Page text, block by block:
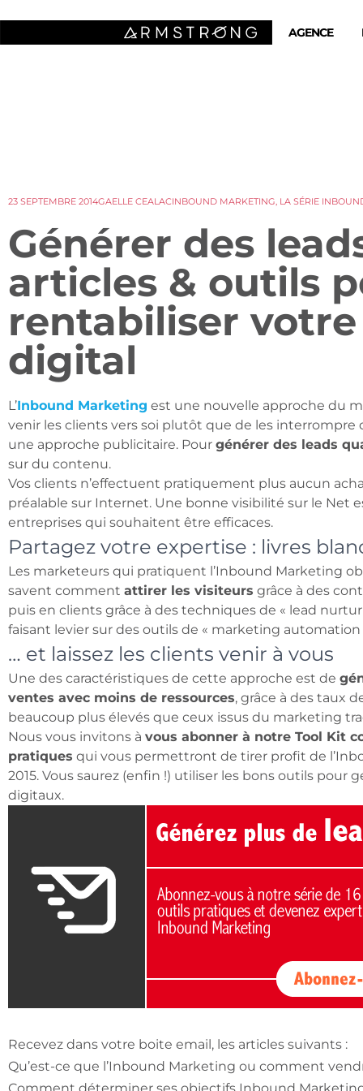
AGENCE
23 SEPTEMBRE 2014GAELLE CEALACINBOUND MARKETING, LA SÉRIE
Générer des
articles & outils
rentabiliser
digital
L’Inbound Marketing est une nouvelle approche du
venir les clients vers soi plutôt que de les interrompre
une approche publicitaire. Pour générer des leads
sur du contenu.
Vos clients n’effectuent pratiquement plus aucun
préalable sur Internet. Une bonne visibilité sur le Net
entreprises qui souhaitent être efficaces.
Partagez votre expertise : livres
Les marketeurs qui pratiquent l’Inbound Marketing
savent comment attirer les visiteurs grâce à des
puis en clients grâce à des techniques de « lead
faisant levier sur des outils de « marketing automation
… et laissez les clients venir à vous
Une des caractéristiques de cette approche est de
ventes avec moins de ressources, grâce à des taux
beaucoup plus élevés que ceux issus du marketing
Nous vous invitons à vous abonner à notre Tool Kit
pratiques qui vous permettront de tirer profit de
2015. Vous saurez (enfin !) utiliser les bons outils pour
digitaux.
Recevez dans votre boite email, les articles suivants :
Qu’est-ce que l’Inbound Marketing ou comment